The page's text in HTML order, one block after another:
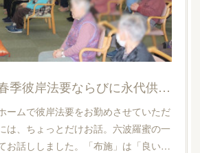
21日11時～ 春季彼岸法要ならびに永代供養塔合同法要
ームで彼岸法要をお勤めさせていただ
は、ちょっとだけお話。六波羅蜜の一
お話ししました。「布施」は「良い…